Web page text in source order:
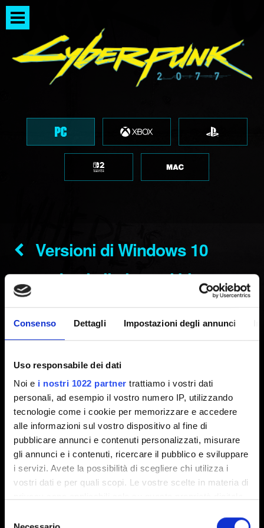
Consenso Dettagli Impostazioni degli annunci
Uso responsabile dei dati
Noi e i nostri 1022 partner trattiamo i vostri dati
personali, ad esempio il vostro numero IP, utilizzando
tecnologie come i cookie per memorizzare e accedere
alle informazioni sul vostro dispositivo al fine di
pubblicare annunci e contenuti personalizzati, misurare
gli annunci e i contenuti, ricercare il pubblico e sviluppare
i servizi. Avete la possibilità di scegliere chi utilizza i
vostri dati e per quali scopi. Le vostre scelte in materia di
modificare o revocare il proprio consenso in qualsiasi
Versioni di Windows 10
precedenti - il gioco si blocca
all'avvio
Creato 5 anni fa Aggiornato 6 mesi fa
La maggior parte dei crash si verificano su vecchie
versioni di Windows 10, ad esempio la versione 1607
(Build 14393) e la 1703 (Build 15063). Questo accade
perchè laversione aggiornata delle DirectX 12che
Cyberpunk 2077 usa è stata rilasciata successivamente
alle build menzionate in precedenza.
Assicurati di aver aggiornato alla più recente versione
di Windows 10. Per controllare la versione del proprio
sistema operativo, premi Win+R e apri "winver".